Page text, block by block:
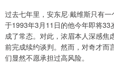
过去七年里，安东尼·戴维斯只有
于1993年3月11日的他今年即将
成了常态。对此，浓眉本人深感焦
前完成续约谈判。然而，对奇才而
们显然不愿承担过高风险。